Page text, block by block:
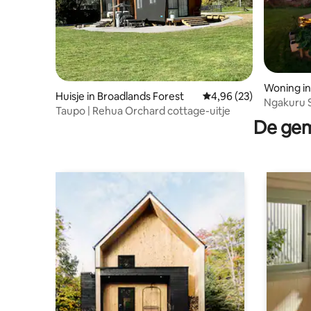
Huisje in Broadlands Forest Gemiddelde
4,96 (23)
Taupo | Rehua Orchard cottage-uitje
Woning
Ngakuru
De